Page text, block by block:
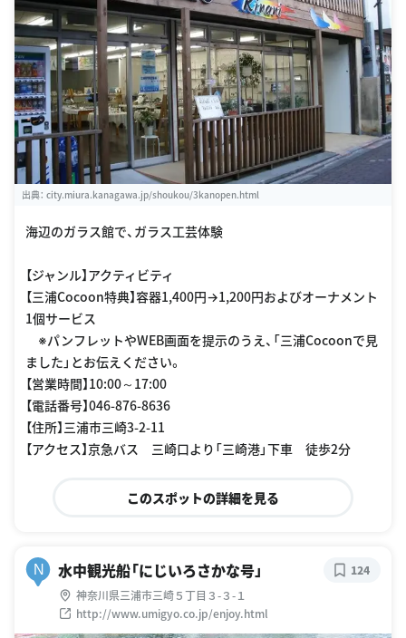
出典： city.miura.kanagawa.jp/shoukou/3kanopen.html
海辺のガラス館で、ガラス工芸体験
【ジャンル】アクティビティ
【三浦Cocoon特典】容器1,400円→1,200円およびオーナメント
1個サービス
※パンフレットやWEB画面を提示のうえ、「三浦Cocoonで見
ました」とお伝えください。
【営業時間】10:00～17:00
【電話番号】046-876-8636
【住所】三浦市三崎3-2-11
【アクセス】京急バス 三崎口より「三崎港」下車 徒歩2分
このスポットの詳細を見る
N 水中観光船「にじいろさかな号」
神奈川県三浦市三崎５丁目３-３-１
http://www.umigyo.co.jp/enjoy.html
124